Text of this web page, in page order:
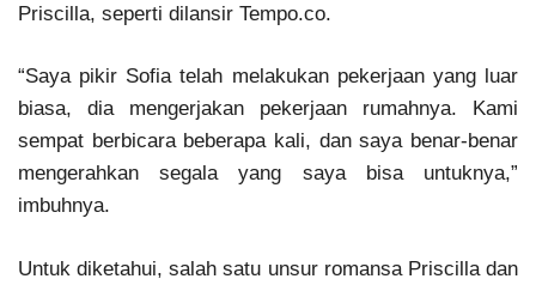
Priscilla, seperti dilansir Tempo.co.
“Saya pikir Sofia telah melakukan pekerjaan yang luar
biasa, dia mengerjakan pekerjaan rumahnya. Kami
sempat berbicara beberapa kali, dan saya benar-benar
mengerahkan segala yang saya bisa untuknya,”
imbuhnya.
Untuk diketahui, salah satu unsur romansa Priscilla dan